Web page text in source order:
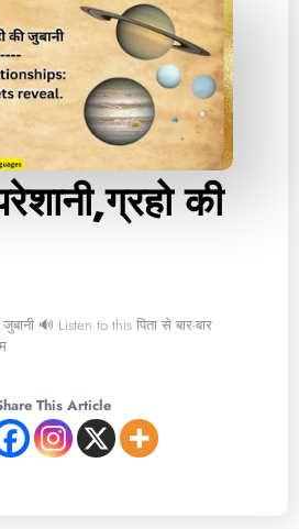
की
जुबानी 🔊 Listen to this पिता से बार-बार
This Article